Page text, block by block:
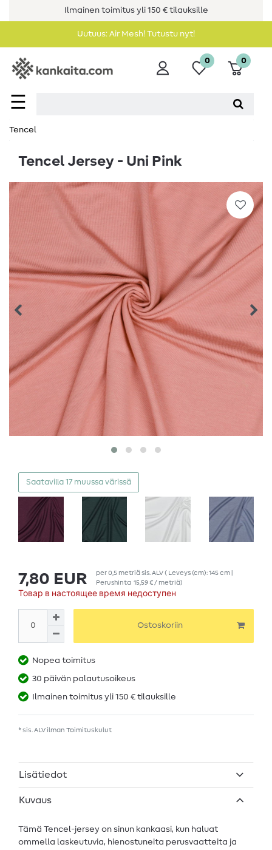
Ilmainen toimitus yli 150 € tilauksille
Uutuus: Air Mesh! Tutustu nyt!
☰
0 0
Tencel
Tencel Jersey - Uni Pink
Saatavilla 17 muussa värissä
7,80 EUR per0,5 metriäsis. ALV( Leveys (cm): 145 cm |
Perushinta 15,59 € / metriä)
Товар в настоящее время недоступен
Ostoskoriin
Nopea toimitus
30 päivän palautusoikeus
Ilmainen toimitus yli 150 € tilauksille
* sis. ALV ilman Toimituskulut
Lisätiedot
Kuvaus
Tämä Tencel-jersey on sinun kankaasi, kun haluat
ommella laskeutuvia, hienostuneita perusvaatteita ja